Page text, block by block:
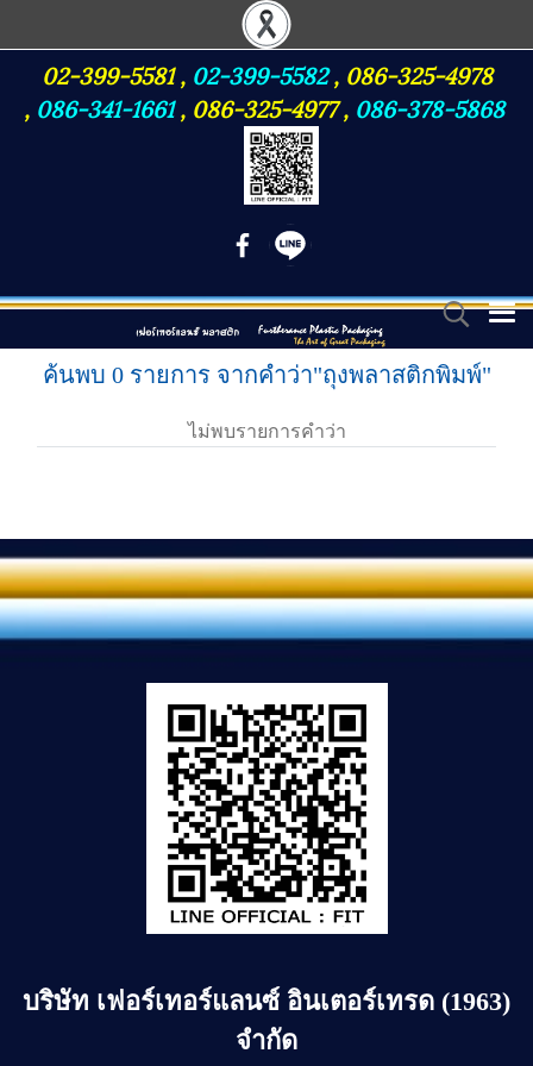
02-399-5581,02-399-5582, 086-325-4978
, 086-341-1661, 086-325-4977, 086-378-5868
ค้นพบ 0 รายการ จากคำว่า"ถุงพลาสติกพิมพ์"
ไม่พบรายการคำว่า
บริษัท เฟอร์เทอร์แลนซ์ อินเตอร์เทรด (1963)
จำกัด